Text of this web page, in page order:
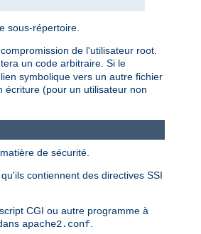
sous-répertoire.
de l'utilisateur root.
un code arbitraire. Si le
symbolique vers un autre fichier
écriture (pour un utilisateur non
de sécurité.
contiennent des directives SSI
CGI ou autre programme à
apache2.conf